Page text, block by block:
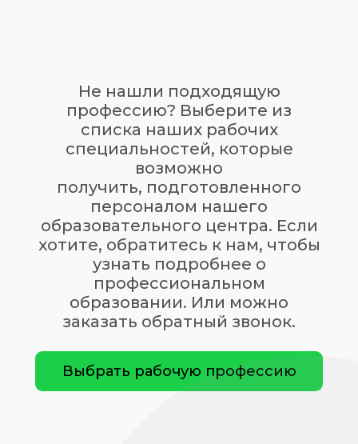
Не нашли подходящую
профессию? Выберите из
списка наших рабочих
специальностей, которые
возможно
получить, подготовленного
персоналом нашего
образовательного центра. Если
хотите, обратитесь к нам, чтобы
узнать подробнее о
профессиональном
образовании. Или можно
заказать обратный звонок.
Выбрать рабочую профессию